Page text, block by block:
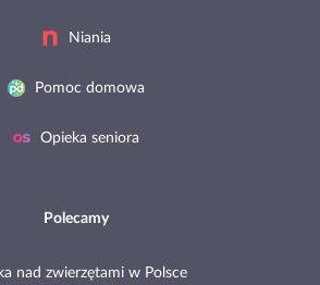
Niania
Pomoc domowa
Opieka seniora
Polecamy
nad zwierzętami w Polsce